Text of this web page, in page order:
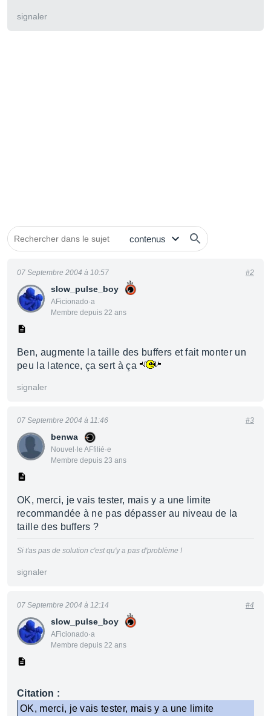
signaler
slow_pulse_boy
AFicionado·a
Membre depuis 22 ans
07 Septembre 2004 à 10:57 #2
Ben, augmente la taille des buffers et fait monter un
peu la latence, ça sert à ça
signaler
benwa
Nouvel·le AFfilié·e
Membre depuis 23 ans
07 Septembre 2004 à 11:46 #3
OK, merci, je vais tester, mais y a une limite
recommandée à ne pas dépasser au niveau de la
taille des buffers ?
Si t'as pas de solution c'est qu'y a pas d'problème !
signaler
slow_pulse_boy
AFicionado·a
Membre depuis 22 ans
07 Septembre 2004 à 12:14 #4
Citation :
OK, merci, je vais tester, mais y a une limite